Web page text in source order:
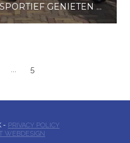
TCW TWEEDAAGSE 2025: SPORTIEF GENIETEN ÉN GEZELLIG SAMEN ZIJN
5
- PRIVACY POLICY
WEBDESIGN